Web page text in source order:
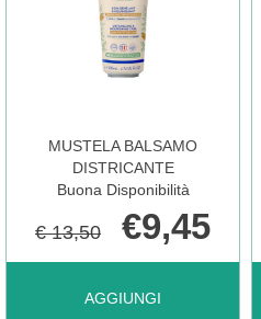
MUSTELA BALSAMO
DISTRICANTE
Buona Disponibilità
€ 13,50 €9,45
AGGIUNGI
AGGIUNGI MUSTELA